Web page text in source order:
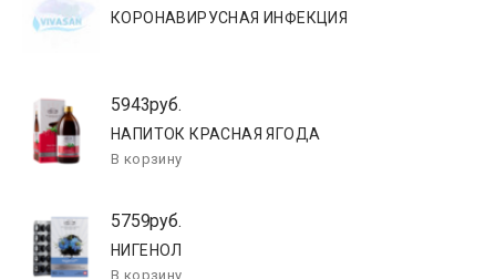
КОРОНАВИРУСНАЯ ИНФЕКЦИЯ
5943руб.
НАПИТОК КРАСНАЯ ЯГОДА
5759руб.
НИГЕНОЛ